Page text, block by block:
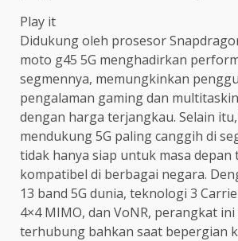
Play it
Didukung oleh prosesor
moto g45 5G menghadirkan
segmennya, memungkinkan
pengalaman gaming dan
dengan harga terjangkau. Selain
mendukung 5G paling canggih di
tidak hanya siap untuk masa depan
kompatibel di berbagai negara.
13 band 5G dunia, teknologi 3
4×4 MIMO, dan VoNR, perangkat
terhubung bahkan saat bepergian